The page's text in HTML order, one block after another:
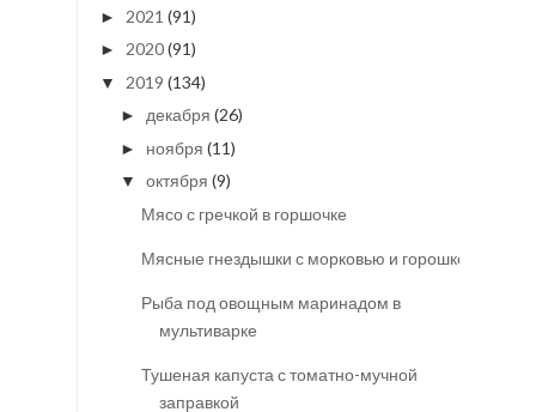
► 2021 (91)
► 2020(91)
▼ 2019 (134)
► декабря (26)
► ноября (11)
▼ октября (9)
Мясо с гречкой в горшочке
Мясные гнездышки с морковью и горошком
Рыба под овощным маринадом в
мультиварке
Тушеная капуста с томатно-мучной
заправкой